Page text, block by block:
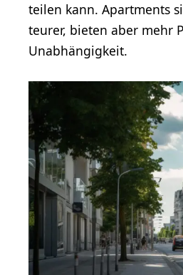
teilen kann. Apartments
teurer, bieten aber mehr
Unabhängigkeit.